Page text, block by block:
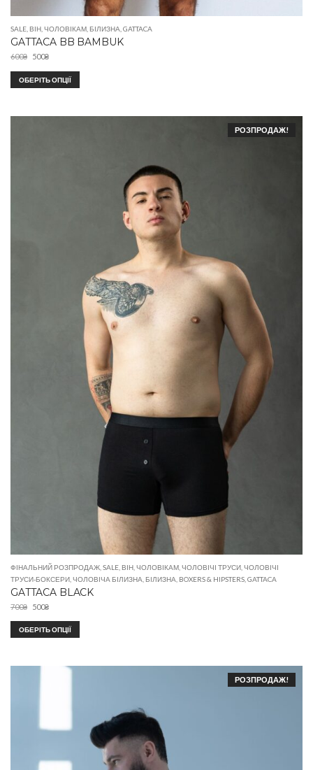
SALE ВІН ЧОЛОВІКАМ БІЛИЗНА GATTACA
GATTACA BB BAMBUK
600₴ 500₴
ОБЕРІТЬ ОПЦІЇ
РОЗПРОДАЖ!
ФІНАЛЬНИЙ РОЗПРОДАЖ SALE ВІН ЧОЛОВІКАМ ЧОЛОВІЧІ ТРУСИ ЧОЛОВІЧІ
ТРУСИ-БОКСЕРИ ЧОЛОВІЧА БІЛИЗНА БІЛИЗНА BOXERS & HIPSTERS GATTACA
GATTACA BLACK
700₴ 500₴
ОБЕРІТЬ ОПЦІЇ
РОЗПРОДАЖ!